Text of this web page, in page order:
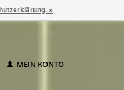
MEIN KONTO
»